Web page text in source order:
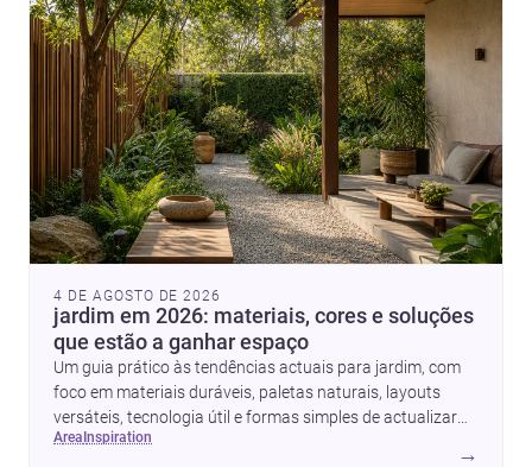
4 DE AGOSTO DE 2026
jardim em 2026: materiais, cores e soluções
que estão a ganhar espaço
Um guia prático às tendências actuais para jardim, com
foco em materiais duráveis, paletas naturais, layouts
versáteis, tecnologia útil e formas simples de actualizar
sem obras totais.
area inspiration
→